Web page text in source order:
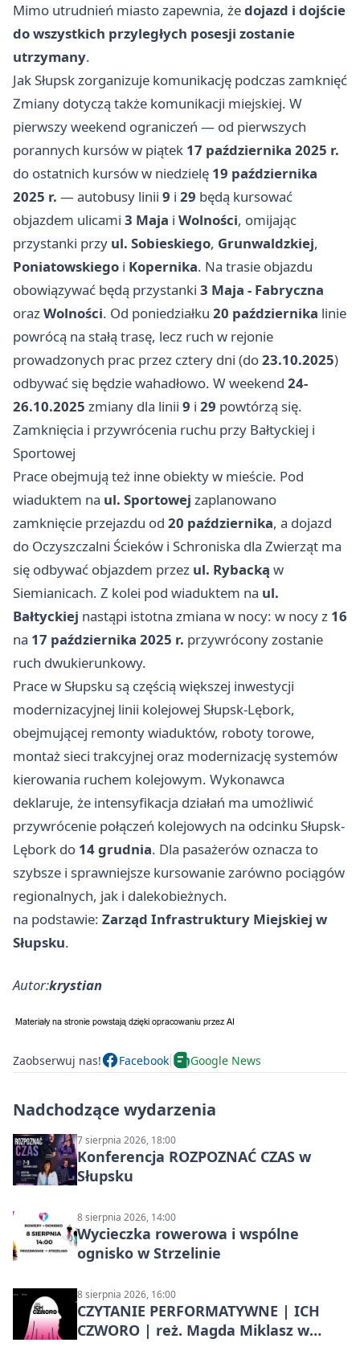
Mimo utrudnień miasto zapewnia, żedojazd i dojście
do wszystkich przyległych posesji zostanie
utrzymany.
Jak Słupsk zorganizuje komunikację podczas zamknięć
Zmiany dotyczą także komunikacji miejskiej. W
pierwszy weekend ograniczeń — od pierwszych
porannych kursów w piątek 17 października 2025 r.
do ostatnich kursów w niedzielę 19 października
2025 r. — autobusy linii 9 i 29 będą kursować
objazdem ulicami 3 Maja i Wolności, omijając
przystanki przy ul. Sobieskiego, Grunwaldzkiej,
Poniatowskiego i Kopernika. Na trasie objazdu
obowiązywać będą przystanki 3 Maja - Fabryczna
orazWolności. Od poniedziałku 20 października linie
powrócą na stałą trasę, lecz ruch w rejonie
prowadzonych prac przez cztery dni (do23.10.2025)
odbywać się będzie wahadłowo. W weekend 24-
26.10.2025 zmiany dla linii 9 i 29 powtórzą się.
Zamknięcia i przywrócenia ruchu przy Bałtyckiej i
Sportowej
Prace obejmują też inne obiekty w mieście. Pod
wiaduktem na ul. Sportowej zaplanowano
zamknięcie przejazdu od 20 października, a dojazd
do Oczyszczalni Ścieków i Schroniska dla Zwierząt ma
się odbywać objazdem przez ul. Rybacką w
Siemianicach. Z kolei pod wiaduktem na ul.
Bałtyckiej nastąpi istotna zmiana w nocy: w nocy z 16
na 17 października 2025 r. przywrócony zostanie
ruch dwukierunkowy.
Prace w Słupsku są częścią większej inwestycji
modernizacyjnej linii kolejowej Słupsk-Lębork,
obejmującej remonty wiaduktów, roboty torowe,
montaż sieci trakcyjnej oraz modernizację systemów
kierowania ruchem kolejowym. Wykonawca
deklaruje, że intensyfikacja działań ma umożliwić
przywrócenie połączeń kolejowych na odcinku Słupsk-
Lębork do 14 grudnia. Dla pasażerów oznacza to
szybsze i sprawniejsze kursowanie zarówno pociągów
regionalnych, jak i dalekobieżnych.
na podstawie: Zarząd Infrastruktury Miejskiej w
Słupsku.
Autor:krystian
Zaobserwuj nas! Facebook Google News
Nadchodzące wydarzenia
7 sierpnia 2026, 18:00
Konferencja ROZPOZNAĆ CZAS w
Słupsku
8 sierpnia 2026, 14:00
Wycieczka rowerowa i wspólne
ognisko w Strzelinie
8 sierpnia 2026, 16:00
CZYTANIE PERFORMATYWNE | ICH
CZWORO | reż. Magda Miklasz w